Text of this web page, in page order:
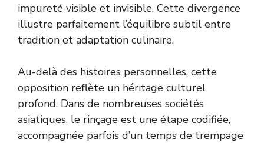
impureté visible et invisible. Cette divergence
illustre parfaitement l’équilibre subtil entre
tradition et adaptation culinaire.
Au-delà des histoires personnelles, cette
opposition reflète un héritage culturel
profond. Dans de nombreuses sociétés
asiatiques, le rinçage est une étape codifiée,
accompagnée parfois d’un temps de trempage